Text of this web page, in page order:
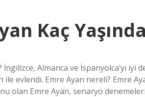
Kaç Yaşında
Almanca ve İspanyolca’yı iyi
ile evlendi. Emre Ayan nereli? Emre
olan Emre Ayan, senaryo